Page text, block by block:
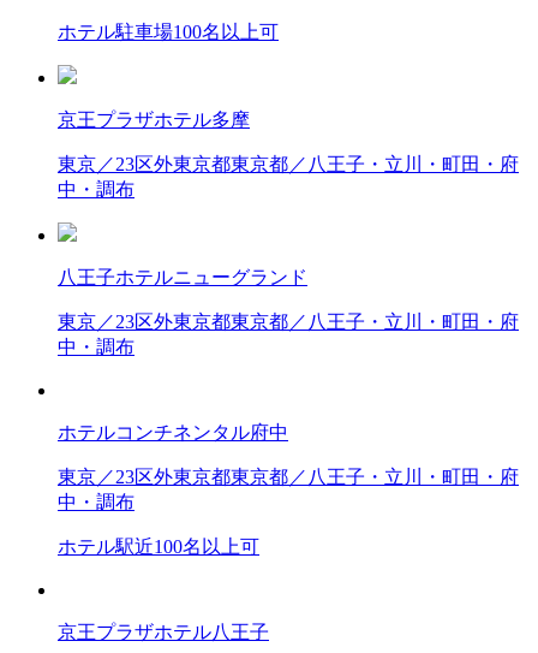
ホテル駐車場100名以上可
京王プラザホテル多摩
東京／23区外東京都東京都／八王子・立川・町田・府
中・調布
八王子ホテルニューグランド
東京／23区外東京都東京都／八王子・立川・町田・府
中・調布
ホテルコンチネンタル府中
東京／23区外東京都東京都／八王子・立川・町田・府
中・調布
ホテル駅近100名以上可
京王プラザホテル八王子